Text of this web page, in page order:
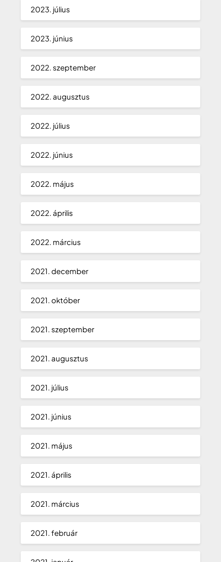
2023. július
2023. június
2022. szeptember
2022. augusztus
2022. július
2022. június
2022. május
2022. április
2022. március
2021. december
2021. október
2021. szeptember
2021. augusztus
2021. július
2021. június
2021. május
2021. április
2021. március
2021. február